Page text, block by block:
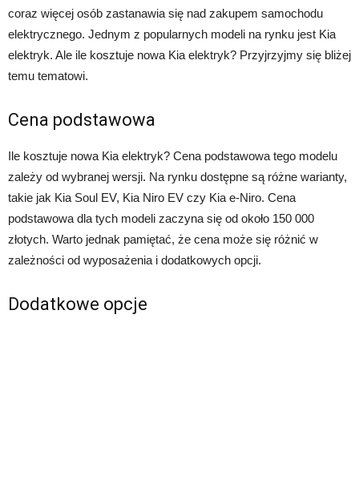
coraz więcej osób zastanawia się nad zakupem samochodu
elektrycznego. Jednym z popularnych modeli na rynku jest Kia
elektryk. Ale ile kosztuje nowa Kia elektryk? Przyjrzyjmy się bliżej
temu tematowi.
Cena podstawowa
Ile kosztuje nowa Kia elektryk? Cena podstawowa tego modelu
zależy od wybranej wersji. Na rynku dostępne są różne warianty,
takie jak Kia Soul EV, Kia Niro EV czy Kia e-Niro. Cena
podstawowa dla tych modeli zaczyna się od około 150 000
złotych. Warto jednak pamiętać, że cena może się różnić w
zależności od wyposażenia i dodatkowych opcji.
Dodatkowe opcje